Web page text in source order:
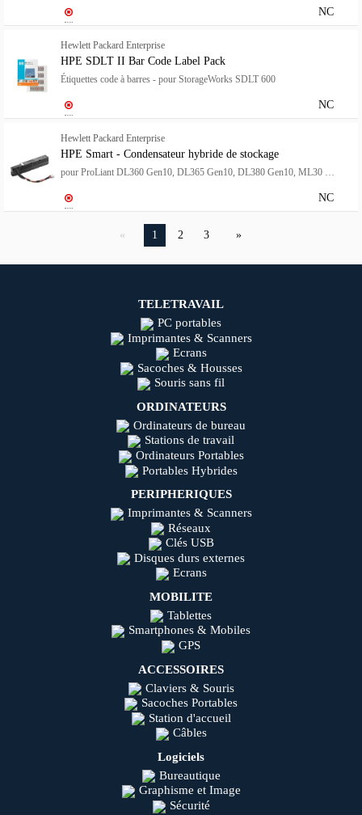
NC
Hewlett Packard Enterprise
HPE SDLT II Bar Code Label Pack
Étiquettes code à barres - pour StorageWorks SDLT 600
NC
Hewlett Packard Enterprise
HPE Smart - Condensateur hybride de stockage
NC
1 2 3
TELETRAVAIL
PC portables
Imprimantes & Scanners
Ecrans
Sacoches & Housses
Souris sans fil
ORDINATEURS
Ordinateurs de bureau
Stations de travail
Ordinateurs Portables
Portables Hybrides
PERIPHERIQUES
Imprimantes & Scanners
Réseaux
Clés USB
Disques durs externes
Ecrans
MOBILITE
Tablettes
Smartphones & Mobiles
GPS
ACCESSOIRES
Claviers & Souris
Sacoches Portables
Station d'accueil
Câbles
Logiciels
Bureautique
Graphisme et Image
Sécurité